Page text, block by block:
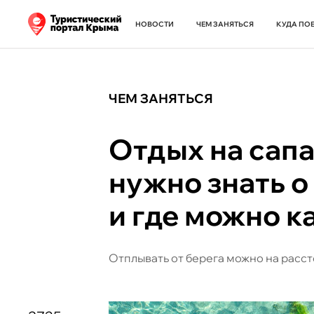
НОВОСТИ ЧЕМ ЗАНЯТЬСЯ КУДА
ЧЕМ ЗАНЯТЬСЯ
Отдых на
нужно знать
и где можно
Отплывать от берега можно на